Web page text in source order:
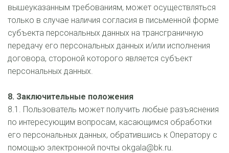
вышеуказанным требованиям, может осуществляться
только в случае наличия согласия в письменной форме
субъекта персональных данных на трансграничную
передачу его персональных данных и/или исполнения
договора, стороной которого является субъект
персональных данных.
8. Заключительные положения
8.1. Пользователь может получить любые разъяснения
по интересующим вопросам, касающимся обработки
его персональных данных, обратившись к Оператору с
помощью электронной почты okgala@bk.ru.